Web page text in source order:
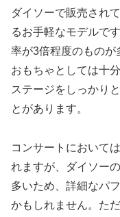
ダイソーで販売され
るお手軽なモデルで
率が3倍程度のもの
おもちゃとしては十
ステージをしっかり
とがあります。
コンサートにおいて
れますが、ダイソー
多いため、詳細なパ
かもしれません。た